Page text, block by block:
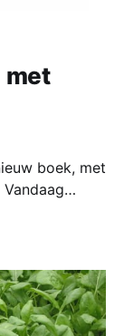
met
boek, met